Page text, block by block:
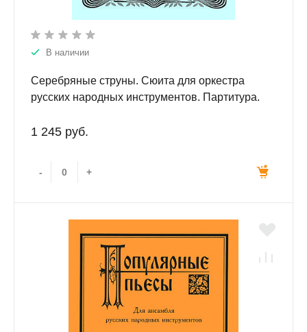
В наличии
Серебряные струны. Сюита для оркестра
русских народных инструментов. Партитура.
1 245 руб.
- +